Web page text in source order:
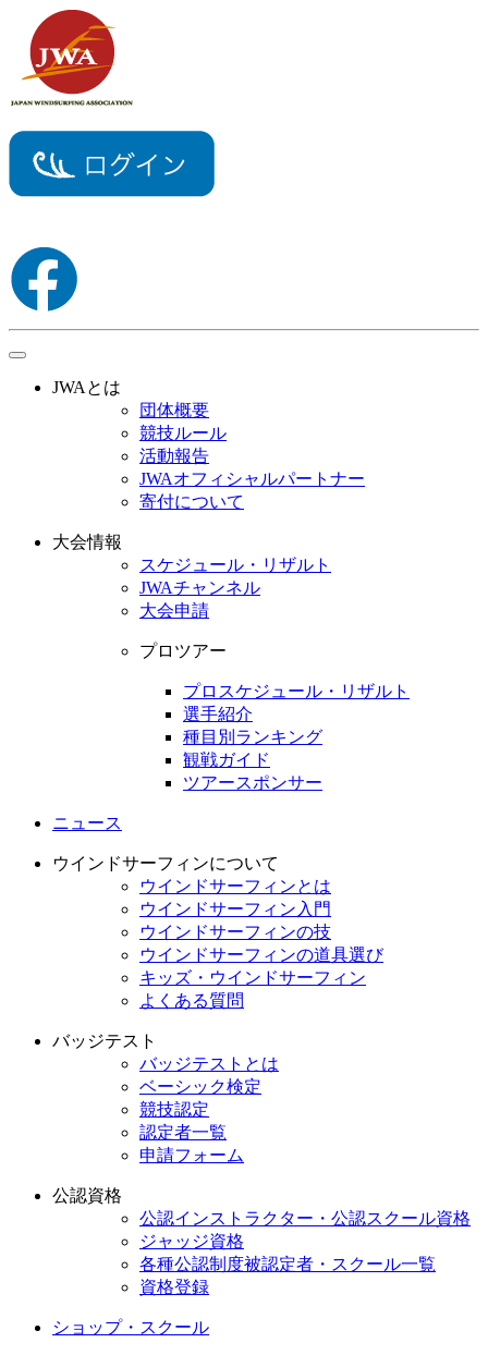
toggle
navigationJWAとは
団体概要
競技ルール
活動報告
JWAオフィシャルパートナー
寄付について
大会情報
スケジュール・リザルト
JWAチャンネル
大会申請
プロツアー
プロスケジュール・リザルト
選手紹介
種目別ランキング
観戦ガイド
ツアースポンサー
ニュース
ウインドサーフィンについて
ウインドサーフィンとは
ウインドサーフィン入門
ウインドサーフィンの技
ウインドサーフィンの道具選び
キッズ・ウインドサーフィン
よくある質問
バッジテスト
バッジテストとは
ベーシック検定
競技認定
認定者一覧
申請フォーム
公認資格
公認インストラクター・公認スクール資格
ジャッジ資格
各種公認制度被認定者・スクール一覧
資格登録
ショップ・スクール